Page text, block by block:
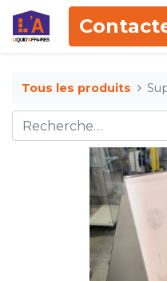
Tous les produits